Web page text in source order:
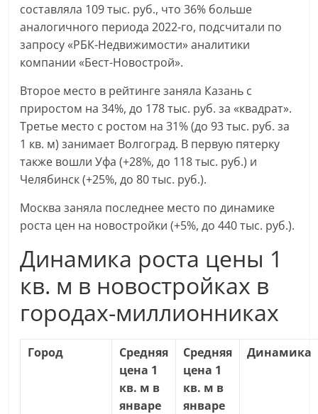
составляла 109 тыс. руб., что 36% больше
аналогичного периода 2022-го, подсчитали по
запросу «РБК-Недвижимости» аналитики
компании «Бест-Новострой».
Второе место в рейтинге заняла Казань с
приростом на 34%, до 178 тыс. руб. за «квадрат».
Третье место с ростом на 31% (до 93 тыс. руб. за
1 кв. м) занимает Волгоград. В первую пятерку
также вошли Уфа (+28%, до 118 тыс. руб.) и
Челябинск (+25%, до 80 тыс. руб.).
Москва заняла последнее место по динамике
роста цен на новостройки (+5%, до 440 тыс. руб.).
Динамика роста цены 1
кв. м в новостройках в
городах-миллионниках
Город
Средняя
цена 1
кв. м в
январе
Средняя
цена 1
кв. м в
январе
Динамика